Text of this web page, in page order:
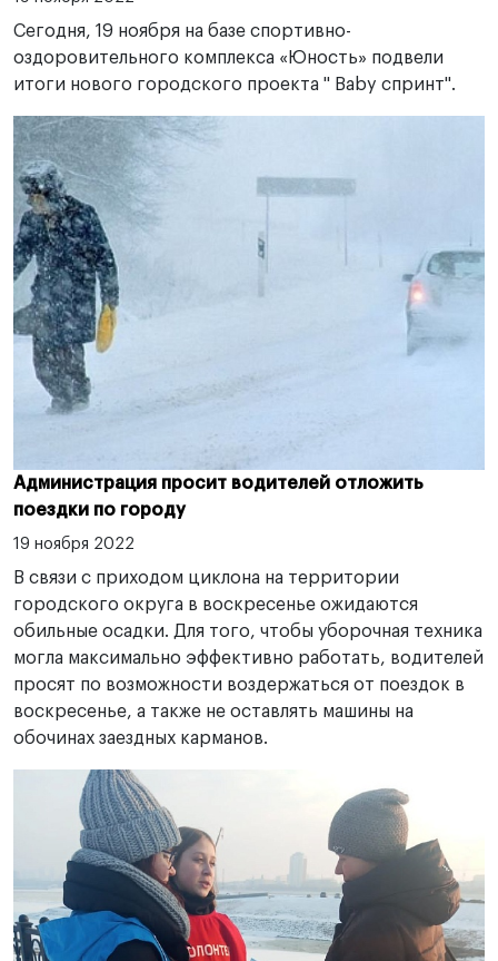
Сегодня, 19 ноября на базе спортивно-
оздоровительного комплекса «Юность» подвели
итоги нового городского проекта " Baby спринт".
Администрация просит водителей отложить
поездки по городу
19 ноября 2022
В связи с приходом циклона на территории
городского округа в воскресенье ожидаются
обильные осадки. Для того, чтобы уборочная техника
могла максимально эффективно работать, водителей
просят по возможности воздержаться от поездок в
воскресенье, а также не оставлять машины на
обочинах заездных карманов.